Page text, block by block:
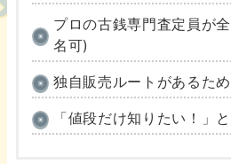
プロの古銭専門査定員が
名可)
独自販売ルートがあるた
「値段だけ知りたい！」